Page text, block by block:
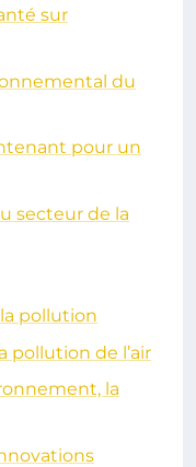
sur
du
pour un
secteur de la
pollution
pollution de l’air
la